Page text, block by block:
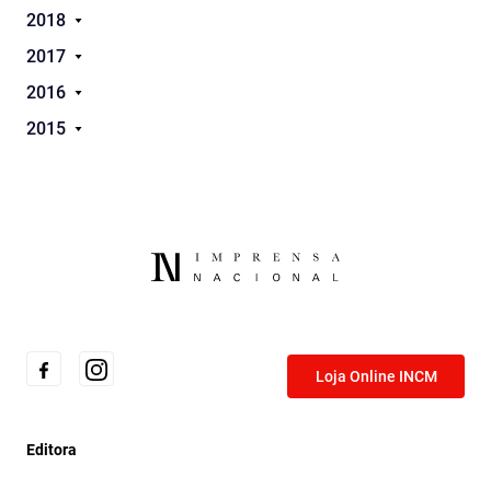
2018
2017
2016
2015
Loja Online INCM
Editora